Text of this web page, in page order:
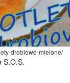
drobiowe-mielone/
S.O.S.